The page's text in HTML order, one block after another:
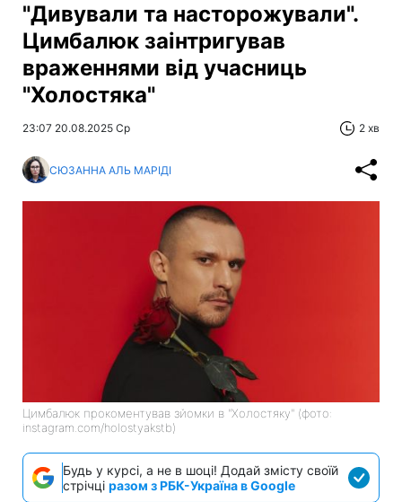
"Дивували та насторожували".
Цимбалюк заінтригував
враженнями від учасниць
"Холостяка"
23:07 20.08.2025 Ср 2 хв
СЮЗАННА АЛЬ МАРІДІ
Цимбалюк прокоментував зйомки в "Холостяку" (фото:
instagram.com/holostyakstb)
Будь у курсі, а не в шоці! Додай змісту своїй
стрічці разом з РБК-Україна в Google